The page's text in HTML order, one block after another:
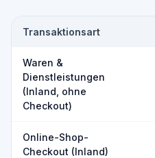
Transaktionsart
Waren &
Dienstleistungen
(Inland, ohne
Checkout)
Online-Shop-
Checkout (Inland)